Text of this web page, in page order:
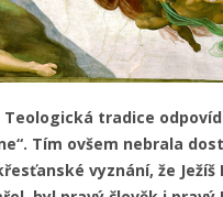
Teologická tradice
Tím ovšem nebrala
vyznání, že